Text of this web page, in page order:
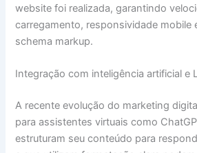
website foi realizada, garantindo
carregamento, responsividade mobile
schema markup.
Integração com inteligência artificial e
A recente evolução do marketing
para assistentes virtuais como
estruturam seu conteúdo para